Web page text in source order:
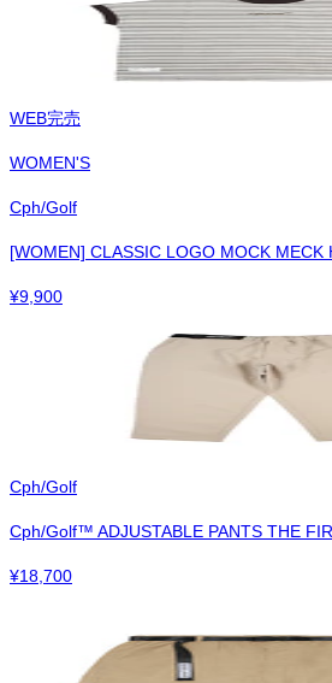
WEB完売
WOMEN'S
Cph/Golf
[WOMEN] CLASSIC LOGO MOCK MECK
¥9,900
Cph/Golf
Cph/Golf™︎ ADJUSTABLE PANTS THE
¥18,700